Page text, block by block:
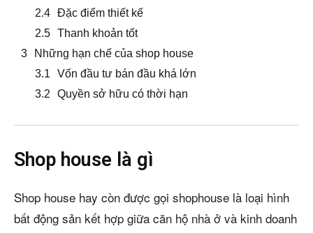
Đặc điểm thiết kế
Thanh khoản tốt
Những hạn chế của shop house
Vốn đầu tư bán đầu khá lớn
Quyền sở hữu có thời hạn
Shop house là gì
Shop house hay còn được gọi shophouse là loại hình
bất động sản kết hợp giữa căn hộ nhà ở và kinh doanh